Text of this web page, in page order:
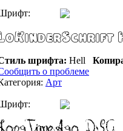
шрифта: Hell
о проблеме
Арт